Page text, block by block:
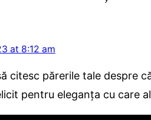
at 8:12 am
citesc părerile tale despre
pentru eleganța cu care